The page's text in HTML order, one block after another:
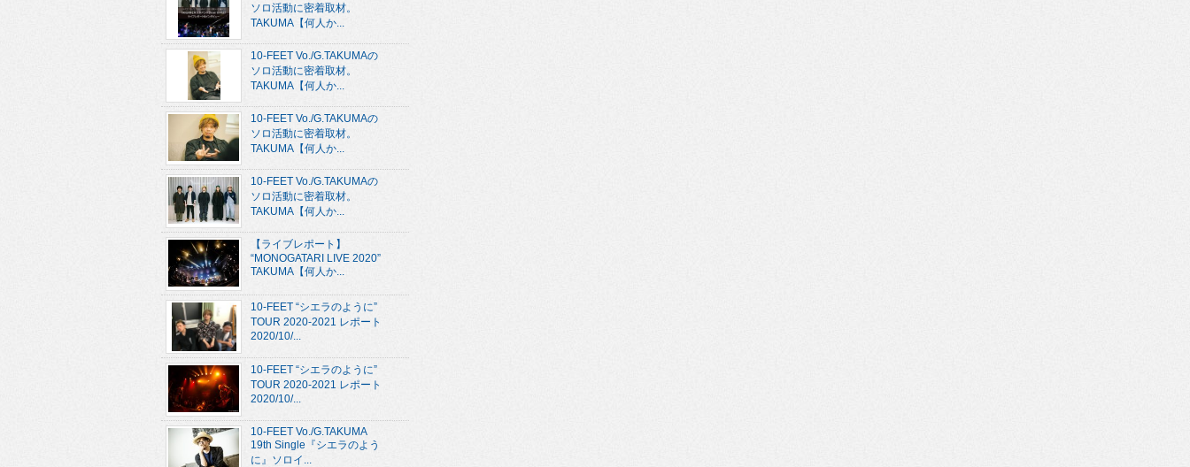
ソロ活動に密着取材。
TAKUMA【何人か...
10-FEET Vo./G.TAKUMAの
ソロ活動に密着取材。
TAKUMA【何人か...
10-FEET Vo./G.TAKUMAの
ソロ活動に密着取材。
TAKUMA【何人か...
10-FEET Vo./G.TAKUMAの
ソロ活動に密着取材。
TAKUMA【何人か...
【ライブレポート】
“MONOGATARI LIVE 2020”
TAKUMA【何人か...
10-FEET “シエラのように”
TOUR 2020-2021 レポート
2020/10/...
10-FEET “シエラのように”
TOUR 2020-2021 レポート
2020/10/...
10-FEET Vo./G.TAKUMA
19th Single『シエラのよう
に』ソロイ...